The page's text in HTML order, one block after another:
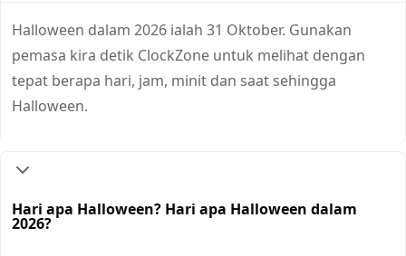
Halloween dalam 2026 ialah 31 Oktober. Gunakan
pemasa kira detik ClockZone untuk melihat dengan
tepat berapa hari, jam, minit dan saat sehingga
Halloween.
Hari apa Halloween? Hari apa Halloween dalam
2026?